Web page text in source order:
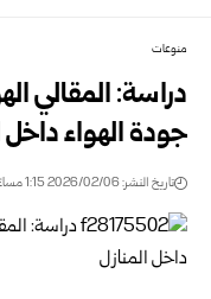
منوعات
دراسة: المقالي
جودة الهواء داخل
تاريخ النشر: 2026/02/06 1:15 مساءً